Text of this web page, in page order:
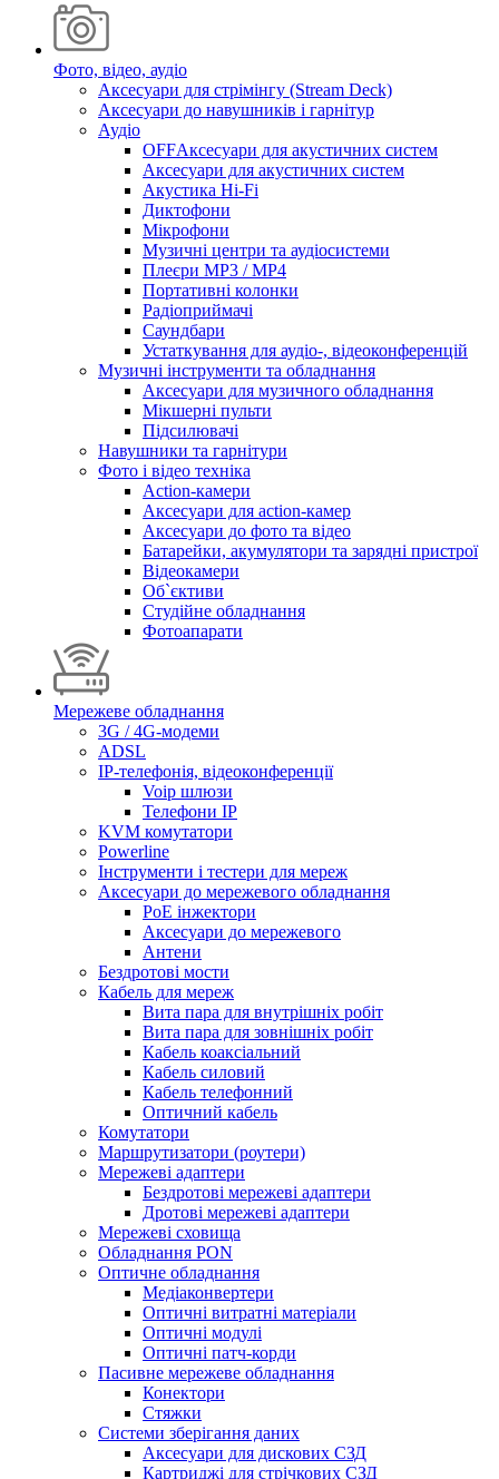
Фото, відео, аудіо
Аксесуари для стрімінгу (Stream Deck)
Аксесуари до навушників і гарнітур
Аудіо
OFFАксесуари для акустичних систем
Аксесуари для акустичних систем
Акустика Hi-Fi
Диктофони
Мікрофони
Музичні центри та аудіосистеми
Плеєри MP3 / MP4
Портативні колонки
Радіоприймачі
Саундбари
Устаткування для аудіо-, відеоконференцій
Музичні інструменти та обладнання
Аксесуари для музичного обладнання
Мікшерні пульти
Підсилювачі
Навушники та гарнітури
Фото і відео техніка
Action-камери
Аксесуари для action-камер
Аксесуари до фото та відео
Батарейки, акумулятори та зарядні пристрої
Відеокамери
Об`єктиви
Студійне обладнання
Фотоапарати
Мережеве обладнання
3G / 4G-модеми
ADSL
IP-телефонія, відеоконференції
Voip шлюзи
Телефони IP
KVM комутатори
Powerline
Інструменти і тестери для мереж
Аксесуари до мережевого обладнання
PoE інжектори
Аксесуари до мережевого
Антени
Бездротові мости
Кабель для мереж
Вита пара для внутрішніх робіт
Вита пара для зовнішніх робіт
Кабель коаксіальний
Кабель силовий
Кабель телефонний
Оптичний кабель
Комутатори
Маршрутизатори (роутери)
Мережеві адаптери
Бездротові мережеві адаптери
Дротові мережеві адаптери
Мережеві сховища
Обладнання PON
Оптичне обладнання
Медіаконвертери
Оптичні витратні матеріали
Оптичні модулі
Оптичні патч-корди
Пасивне мережеве обладнання
Конектори
Стяжки
Системи зберігання даних
Аксесуари для дискових СЗД
Картриджі для стрічкових СЗД